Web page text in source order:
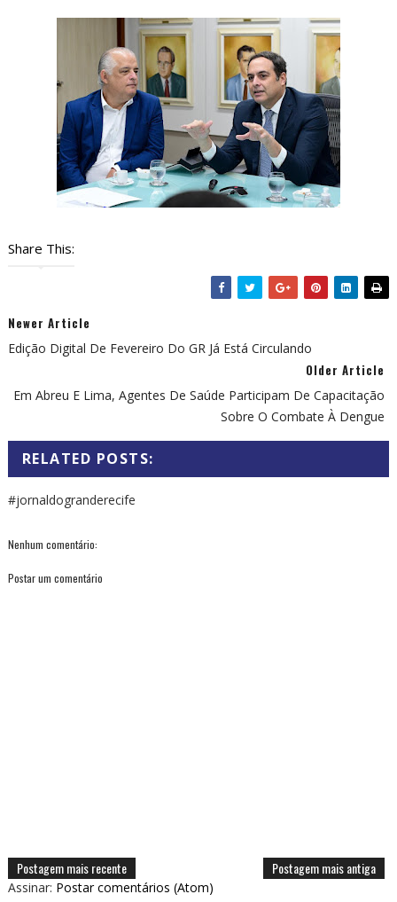
Share This:
Newer Article
Edição Digital De Fevereiro Do GR Já Está Circulando
Older Article
Em Abreu E Lima, Agentes De Saúde Participam De Capacitação
Sobre O Combate À Dengue
RELATED POSTS:
#jornaldogranderecife
Nenhum comentário:
Postar um comentário
Postagem mais recente Postagem mais antiga
Assinar: Postar comentários (Atom)